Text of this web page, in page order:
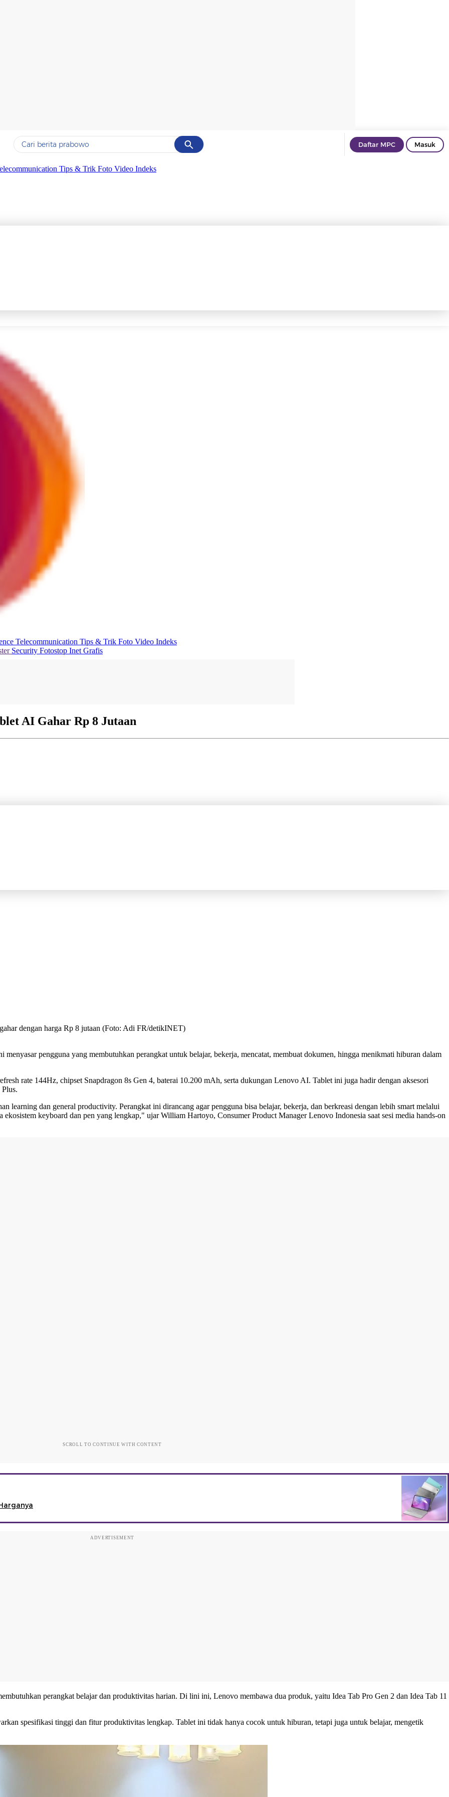
Cancel
Yang sedang ramai dicari
Terakhir yang dicari
Daftar MPC Masuk
Tips & Trik Foto Video Indeks
Telecommunication Tips & Trik Foto Video Indeks
Security Fotostop Inet Grafis
AI Gahar Rp 8 Jutaan
dengan harga Rp 8 jutaan (Foto: Adi FR/detikINET)
pengguna yang membutuhkan perangkat untuk belajar, bekerja, mencatat, membuat dokumen, hingga menikmati hiburan dalam
rate 144Hz, chipset Snapdragon 8s Gen 4, baterai 10.200 mAh, serta dukungan Lenovo AI. Tablet ini juga hadir dengan aksesori
learning dan general productivity. Perangkat ini dirancang agar pengguna bisa belajar, bekerja, dan berkreasi dengan lebih smart melalui
keyboard dan pen yang lengkap," ujar William Hartoyo, Consumer Product Manager Lenovo Indonesia saat sesi media hands-on
SCROLL TO CONTINUE WITH CONTENT
ADVERTISEMENT
perangkat belajar dan produktivitas harian. Di lini ini, Lenovo membawa dua produk, yaitu Idea Tab Pro Gen 2 dan Idea Tab 11
spesifikasi tinggi dan fitur produktivitas lengkap. Tablet ini tidak hanya cocok untuk hiburan, tetapi juga untuk belajar, mengetik